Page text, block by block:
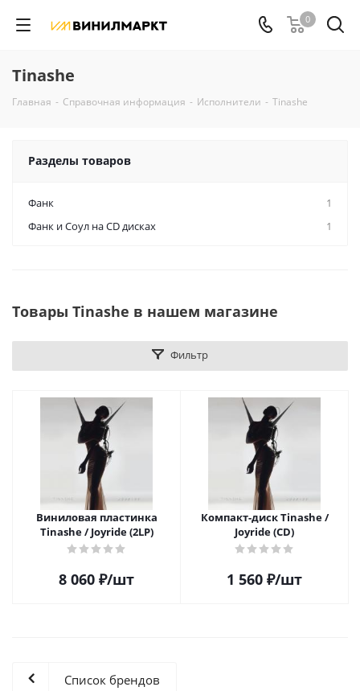
0
Tinashe
Главная - Справочная информация - Исполнители - Tinashe
Разделы товаров
Фанк
1
Фанк и Соул на CD дисках
1
Товары Tinashe в нашем магазине
Фильтр
Виниловая пластинка
Tinashe / Joyride (2LP)
8 060 ₽/шт
Компакт-диск Tinashe /
Joyride (CD)
1 560 ₽/шт
Список брендов